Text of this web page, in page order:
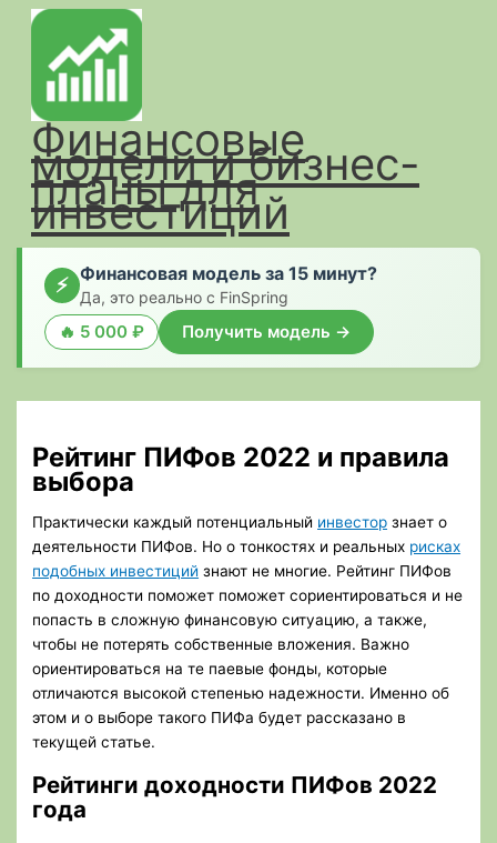
Перейти
содержимому
Финансовые
модели и бизнес-
планы для
инвестиций
⚡ Финансовая модель за 15 минут?
Да, это реально с FinSpring
🔥 5 000 ₽ Получить модель →
Рейтинг ПИФов 2022 и правила
выбора
Практически каждый потенциальный инвестор знает о
деятельности ПИФов. Но о тонкостях и реальных рисках
подобных инвестиций знают не многие. Рейтинг ПИФов
по доходности поможет поможет сориентироваться и не
попасть в сложную финансовую ситуацию, а также,
чтобы не потерять собственные вложения. Важно
ориентироваться на те паевые фонды, которые
отличаются высокой степенью надежности. Именно об
этом и о выборе такого ПИФа будет рассказано в
текущей статье.
Рейтинги доходности ПИФов 2022
года